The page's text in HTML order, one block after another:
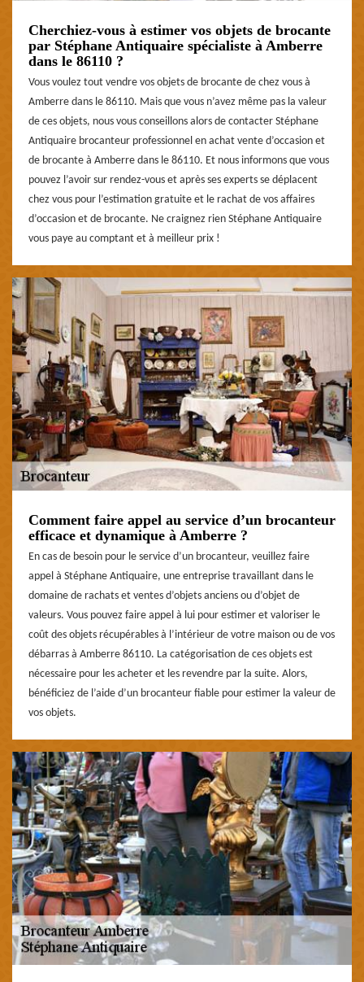
Cherchiez-vous à estimer vos objets de brocante
par Stéphane Antiquaire spécialiste à Amberre
dans le 86110 ?
Vous voulez tout vendre vos objets de brocante de chez vous à
Amberre dans le 86110. Mais que vous n’avez même pas la valeur
de ces objets, nous vous conseillons alors de contacter Stéphane
Antiquaire brocanteur professionnel en achat vente d’occasion et
de brocante à Amberre dans le 86110. Et nous informons que vous
pouvez l’avoir sur rendez-vous et après ses experts se déplacent
chez vous pour l’estimation gratuite et le rachat de vos affaires
d’occasion et de brocante. Ne craignez rien Stéphane Antiquaire
vous paye au comptant et à meilleur prix !
Comment faire appel au service d’un brocanteur
efficace et dynamique à Amberre ?
En cas de besoin pour le service d’un brocanteur, veuillez faire
appel à Stéphane Antiquaire, une entreprise travaillant dans le
domaine de rachats et ventes d’objets anciens ou d’objet de
valeurs. Vous pouvez faire appel à lui pour estimer et valoriser le
coût des objets récupérables à l’intérieur de votre maison ou de vos
débarras à Amberre 86110. La catégorisation de ces objets est
nécessaire pour les acheter et les revendre par la suite. Alors,
bénéficiez de l’aide d’un brocanteur fiable pour estimer la valeur de
vos objets.